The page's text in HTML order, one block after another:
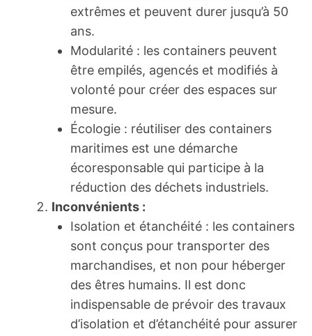
extrêmes et peuvent durer jusqu’à 50
ans.
Modularité : les containers peuvent
être empilés, agencés et modifiés à
volonté pour créer des espaces sur
mesure.
Écologie : réutiliser des containers
maritimes est une démarche
écoresponsable qui participe à la
réduction des déchets industriels.
Inconvénients :
Isolation et étanchéité : les containers
sont conçus pour transporter des
marchandises, et non pour héberger
des êtres humains. Il est donc
indispensable de prévoir des travaux
d’isolation et d’étanchéité pour assurer